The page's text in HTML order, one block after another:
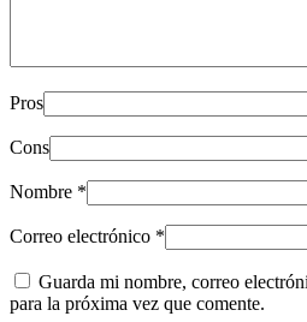
Pros
Cons
Nombre *
Correo electrónico *
Guarda mi nombre, correo
para la próxima vez que comente.